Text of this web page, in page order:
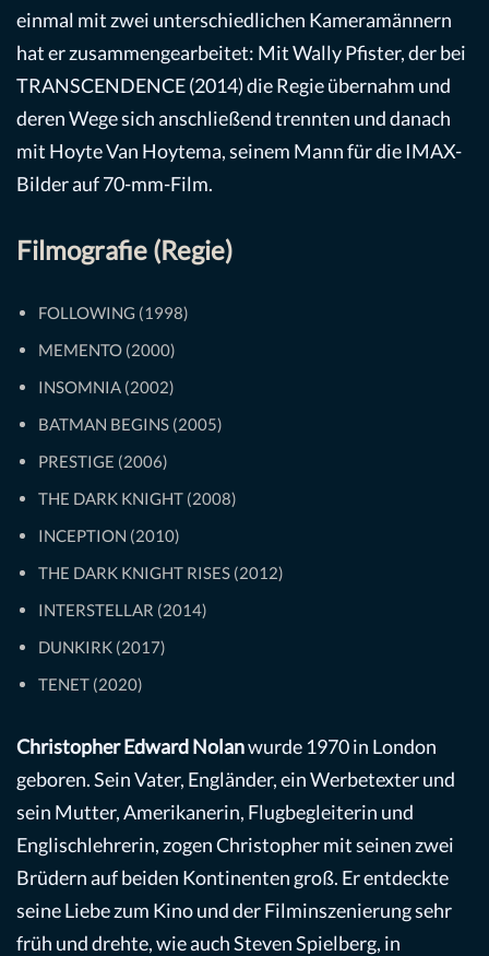
einmal mit zwei unterschiedlichen Kameramännern
hat er zusammengearbeitet: Mit Wally Pfister, der bei
TRANSCENDENCE (2014) die Regie übernahm und
deren Wege sich anschließend trennten und danach
mit Hoyte Van Hoytema, seinem Mann für die IMAX-
Bilder auf 70-mm-Film.
Filmografie (Regie)
FOLLOWING (1998)
MEMENTO (2000)
INSOMNIA (2002)
BATMAN BEGINS (2005)
PRESTIGE (2006)
THE DARK KNIGHT (2008)
INCEPTION (2010)
THE DARK KNIGHT RISES (2012)
INTERSTELLAR (2014)
DUNKIRK (2017)
TENET (2020)
Christopher Edward Nolanwurde 1970 in London
geboren. Sein Vater, Engländer, ein Werbetexter und
sein Mutter, Amerikanerin, Flugbegleiterin und
Englischlehrerin, zogen Christopher mit seinen zwei
Brüdern auf beiden Kontinenten groß. Er entdeckte
seine Liebe zum Kino und der Filminszenierung sehr
früh und drehte, wie auch Steven Spielberg, in